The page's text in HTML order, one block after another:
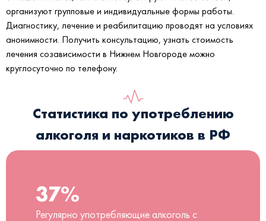
организуют групповые и индивидуальные формы работы.
Диагностику, лечение и реабилитацию проводят на условиях
анонимности. Получить консультацию, узнать стоимость
лечения созависимости в Нижнем Новгороде можно
круглосуточно по телефону.
Статистика по употреблению
алкоголя и наркотиков в РФ
37%
Регулярно употребляющие алкоголь с